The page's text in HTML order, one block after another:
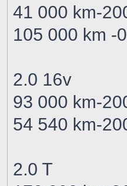
41 000 km-
105 000 km -
2.0 16v
93 000 km-
54 540 km-
2.0 T